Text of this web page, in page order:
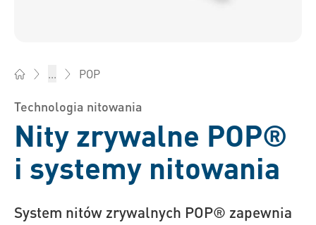
... POP
Technologia nitowania
Nity zrywalne POP®
i systemy nitowania
System nitów zrywalnych POP® zapewnia